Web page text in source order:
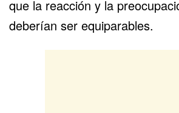
que la reacción y la
deberían ser equiparables.